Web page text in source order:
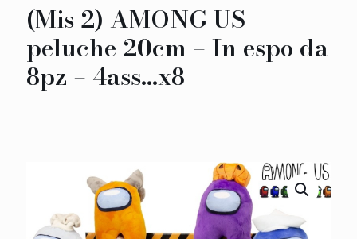
(Mis 2) AMONG US
peluche 20cm – In espo da
8pz – 4ass…x8